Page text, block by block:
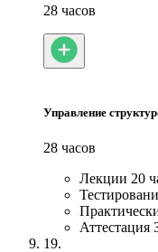
28 часов
Управление
28 часов
Лекции 20
Аттестация
19.